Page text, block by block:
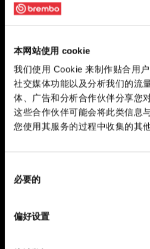
本网站使用 cookie
我们使用 Cookie 来制作贴合用
社交媒体功能以及分析我们的流
体、广告和分析合作伙伴分享您
这些合作伙伴可能会将此类信息
您使用其服务的过程中收集的其
必要的
偏好设置